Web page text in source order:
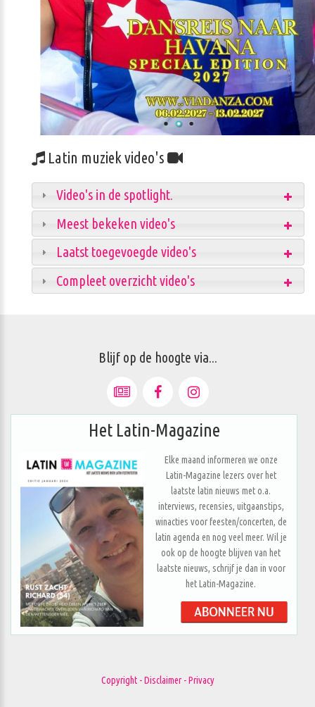
Latin muziek video's
Video's in de spotlight.
Meest bekeken video's
Laatst toegevoegde video's
Compleet overzicht video's
Blijf op de hoogte via...
Het Latin-Magazine
Elke maand informeren we onze
Latin-Magazine lezers over het
laatste latin nieuws met o.a.
interviews, recensies, uitgaanstips,
winacties voor feesten/concerten, de
latin agenda en nog veel meer. Wil je
ook op de hoogte blijven van het
laatste nieuws, schrijf je dan in voor
het Latin-Magazine.
Copyright - Disclaimer - Privacy